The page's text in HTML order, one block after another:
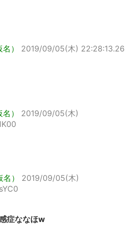
）
2019/09/05(木) 22:28:13.26
）
2019/09/05(木)
）
2019/09/05(木)
症ななほw